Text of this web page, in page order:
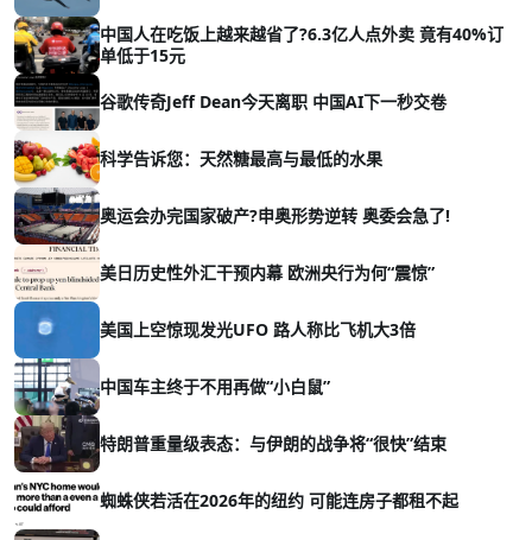
中国人在吃饭上越来越省了?6.3亿人点外卖 竟有40%订
单低于15元
谷歌传奇Jeff Dean今天离职 中国AI下一秒交卷
科学告诉您：天然糖最高与最低的水果
奥运会办完国家破产?申奥形势逆转 奥委会急了!
美日历史性外汇干预内幕 欧洲央行为何“震惊”
美国上空惊现发光UFO 路人称比飞机大3倍
中国车主终于不用再做“小白鼠”
特朗普重量级表态：与伊朗的战争将“很快”结束
蜘蛛侠若活在2026年的纽约 可能连房子都租不起